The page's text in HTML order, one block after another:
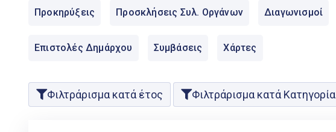
Προκηρύξεις Προσκλήσεις Συλ. Οργάνων Διαγωνισμοί
Επιστολές Δημάρχου Συμβάσεις Χάρτες
Φιλτράρισμα κατά έτος Φιλτράρισμα κατά Κατηγορία